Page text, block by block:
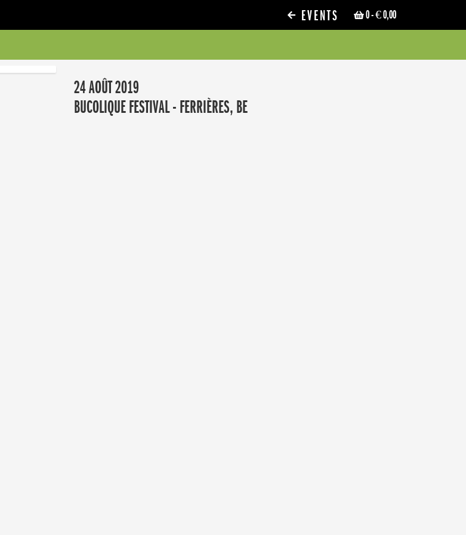
0- € 0,00
EVENTS
24 AOÛT 2019
BUCOLIQUE FESTIVAL - FERRIÈRES, BE